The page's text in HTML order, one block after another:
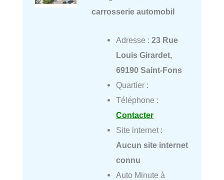
carrosserie automobil
Adresse : 23 Rue
Louis Girardet,
69190 Saint-Fons
Quartier :
Téléphone :
Contacter
Site internet :
Aucun site internet
connu
Auto Minute à